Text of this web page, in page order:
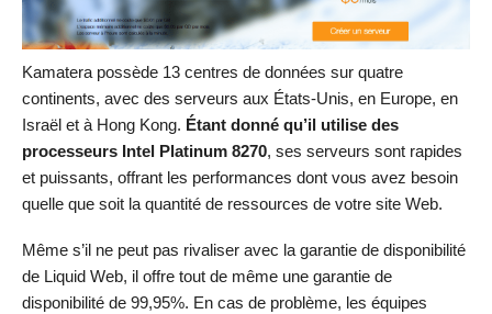
Kamatera possède 13 centres de données sur quatre
continents, avec des serveurs aux États-Unis, en Europe, en
Israël et à Hong Kong. Étant donné qu’il utilise des
processeurs Intel Platinum 8270, ses serveurs sont rapides
et puissants, offrant les performances dont vous avez besoin
quelle que soit la quantité de ressources de votre site Web.
Même s’il ne peut pas rivaliser avec la garantie de disponibilité
de Liquid Web, il offre tout de même une garantie de
disponibilité de 99,95%. En cas de problème, les équipes